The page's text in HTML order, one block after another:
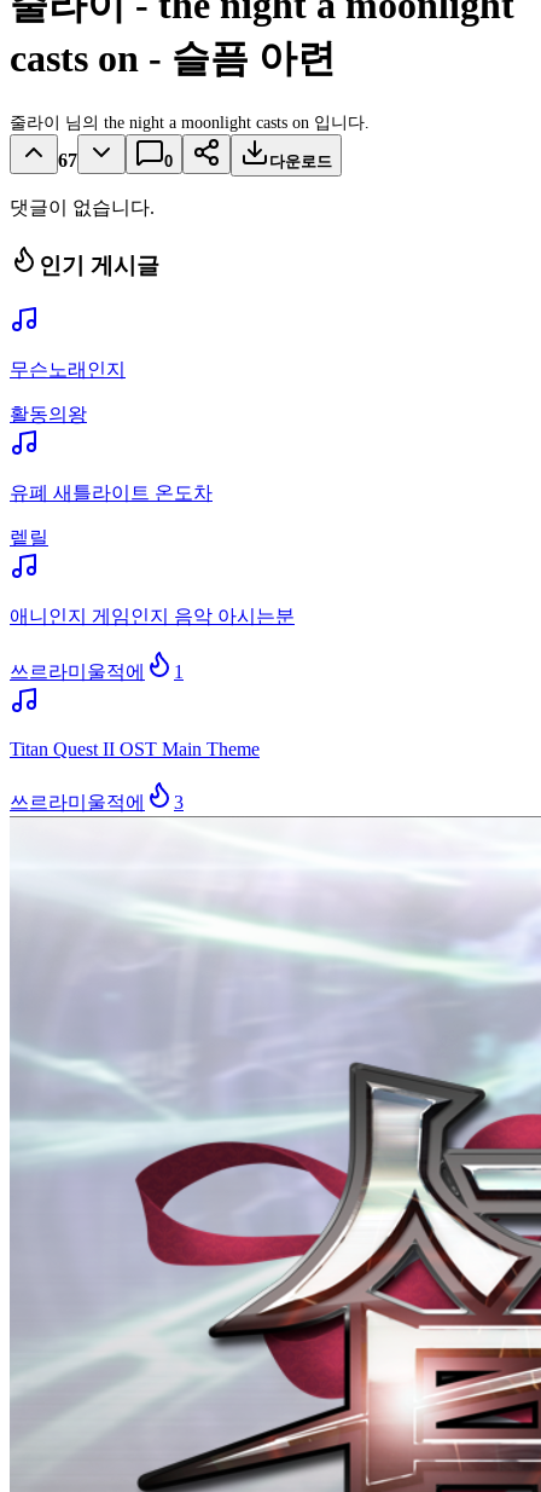
casts on - 슬픔 아련
줄라이 님의 the night a moonlight casts on 입니다.
67 0 다운로드
댓글이 없습니다.
인기 게시글
무슨노래인지
활동의왕
유폐 새틀라이트 온도차
렡릴
애니인지 게임인지 음악 아시는분
쓰르라미울적에 1
Titan Quest II OST Main Theme
쓰르라미울적에 3